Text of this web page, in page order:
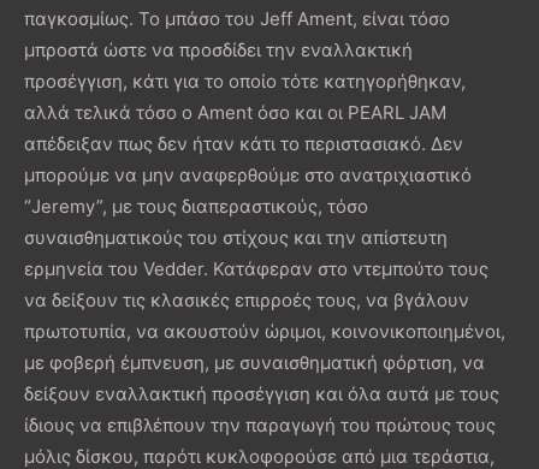
παγκοσμίως. Το μπάσο του Jeff Ament, είναι τόσο
μπροστά ώστε να προσδίδει την εναλλακτική
προσέγγιση, κάτι για το οποίο τότε κατηγορήθηκαν,
αλλά τελικά τόσο ο Ament όσο και οι PEARL JAM
απέδειξαν πως δεν ήταν κάτι το περιστασιακό. Δεν
μπορούμε να μην αναφερθούμε στο ανατριχιαστικό
“Jeremy”, με τους διαπεραστικούς, τόσο
συναισθηματικούς του στίχους και την απίστευτη
ερμηνεία του Vedder. Κατάφεραν στο ντεμπούτο τους
να δείξουν τις κλασικές επιρροές τους, να βγάλουν
πρωτοτυπία, να ακουστούν ώριμοι, κοινονικοποιημένοι,
με φοβερή έμπνευση, με συναισθηματική φόρτιση, να
δείξουν εναλλακτική προσέγγιση και όλα αυτά με τους
ίδιους να επιβλέπουν την παραγωγή του πρώτους τους
μόλις δίσκου, παρότι κυκλοφορούσε από μια τεράστια,